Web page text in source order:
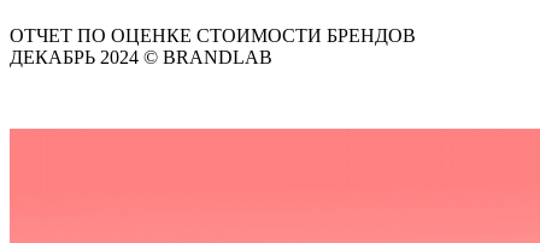
ОТЧЕТ ПО ОЦЕНКЕ СТОИМОСТИ БРЕНДОВ
ДЕКАБРЬ 2024 © BRANDLAB